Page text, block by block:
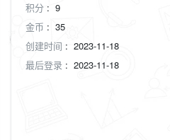
积分 : 9
金币 : 35
创建时间 : 2023-11-18
最后登录 : 2023-11-18